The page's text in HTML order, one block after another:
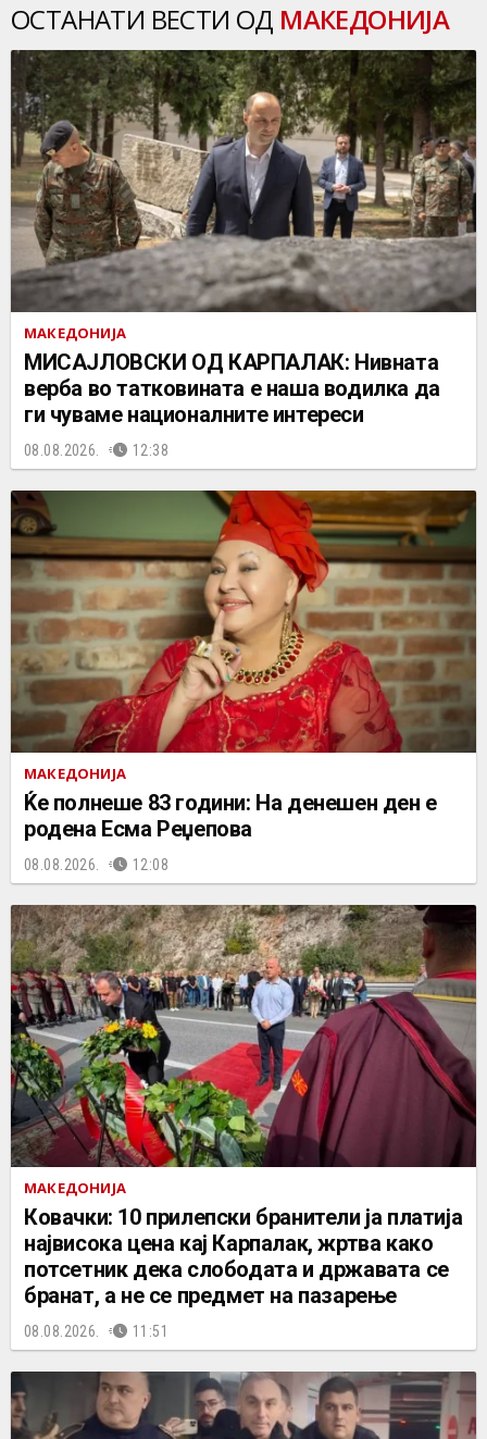
ОСТАНАТИ ВЕСТИ ОД МАКЕДОНИЈА
МАКЕДОНИЈА
МИСАЈЛОВСКИ ОД КАРПАЛАК: Нивната
верба во татковината е наша водилка да
ги чуваме националните интереси
08.08.2026. 12:38
МАКЕДОНИЈА
Ќе полнеше 83 години: На денешен ден е
родена Есма Реџепова
08.08.2026. 12:08
МАКЕДОНИЈА
Ковачки: 10 прилепски бранители ја платија
највисока цена кај Карпалак, жртва како
потсетник дека слободата и државата се
бранат, а не се предмет на пазарење
08.08.2026. 11:51